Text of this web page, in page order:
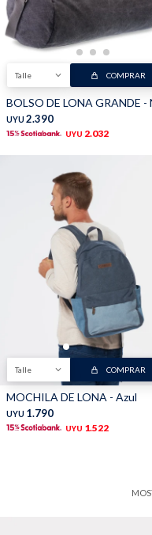
Talle COMPRAR
UYU 2.390
UYU 2.032
Talle COMPRAR
MOCHILA DE LONA - Azul
UYU 1.790
UYU 1.522